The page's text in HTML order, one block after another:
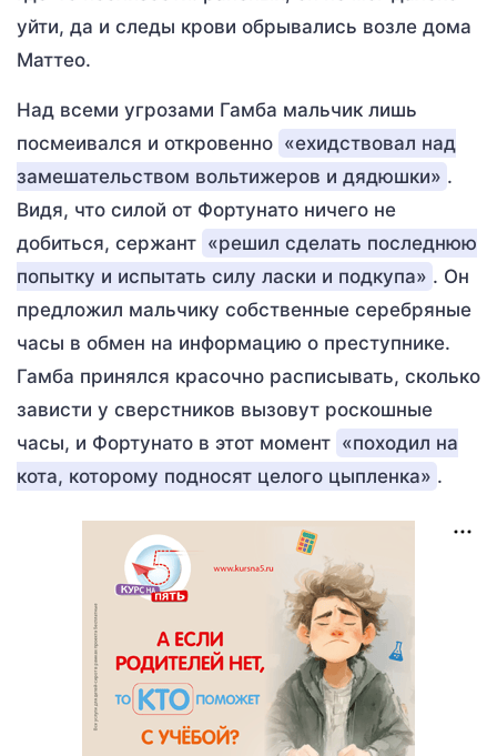
уйти, да и следы крови обрывались возле дома
Маттео.
Над всеми угрозами Гамба мальчик лишь
посмеивался и откровенно «ехидствовал над
замешательством вольтижеров и дядюшки» .
Видя, что силой от Фортунато ничего не
добиться, сержант «решил сделать последнюю
попытку и испытать силу ласки и подкупа» . Он
предложил мальчику собственные серебряные
часы в обмен на информацию о преступнике.
Гамба принялся красочно расписывать, сколько
зависти у сверстников вызовут роскошные
часы, и Фортунато в этот момент «походил на
кота, которому подносят целого цыпленка» .